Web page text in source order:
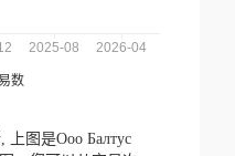
上图是Ооо Балтус